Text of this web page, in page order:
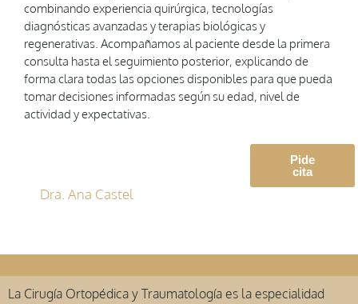
combinando experiencia quirúrgica, tecnologías
diagnósticas avanzadas y terapias biológicas y
regenerativas. Acompañamos al paciente desde la primera
consulta hasta el seguimiento posterior, explicando de
forma clara todas las opciones disponibles para que pueda
tomar decisiones informadas según su edad, nivel de
actividad y expectativas.
Dra. Ana Castel
Pide
cita
La Cirugía Ortopédica y Traumatología es la especialidad